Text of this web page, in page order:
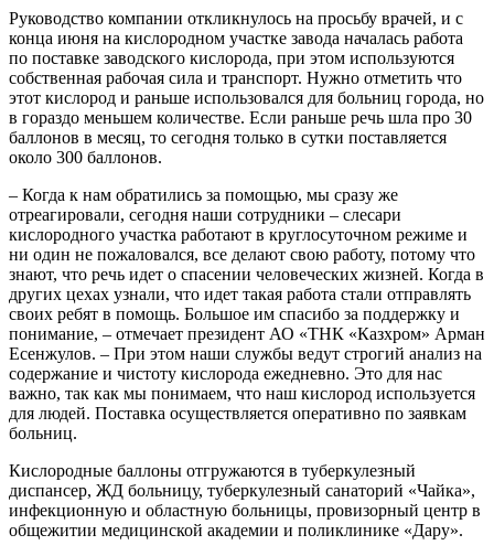
Руководство компании откликнулось на просьбу врачей, и c
конца июня на кислородном участке завода началась работа
по поставке заводского кислорода, при этом используются
собственная рабочая сила и транспорт. Нужно отметить что
этот кислород и раньше использовался для больниц города, но
в гораздо меньшем количестве. Если раньше речь шла про 30
баллонов в месяц, то сегодня только в сутки поставляется
около 300 баллонов.
– Когда к нам обратились за помощью, мы сразу же
отреагировали, сегодня наши сотрудники – слесари
кислородного участка работают в круглосуточном режиме и
ни один не пожаловался, все делают свою работу, потому что
знают, что речь идет о спасении человеческих жизней. Когда в
других цехах узнали, что идет такая работа стали отправлять
своих ребят в помощь. Большое им спасибо за поддержку и
понимание, – отмечает президент АО «ТНК «Казхром» Арман
Есенжулов. – При этом наши службы ведут строгий анализ на
содержание и чистоту кислорода ежедневно. Это для нас
важно, так как мы понимаем, что наш кислород используется
для людей. Поставка осуществляется оперативно по заявкам
больниц.
Кислородные баллоны отгружаются в туберкулезный
диспансер, ЖД больницу, туберкулезный санаторий «Чайка»,
инфекционную и областную больницы, провизорный центр в
общежитии медицинской академии и поликлинике «Дару».